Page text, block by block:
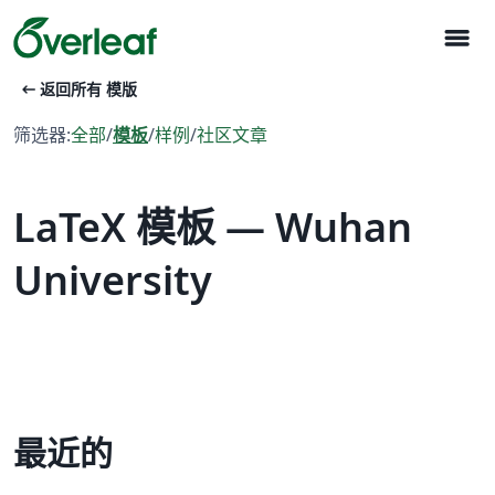
menu
arrow_left_alt 返回所有 模版
筛选器:全部/模板/样例/社区文章
LaTeX 模板 — Wuhan
University
最近的